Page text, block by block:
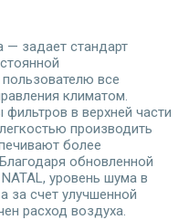
— задает стандарт
все
климатом.
в верхней части
производить
более
обновленной
уровень шума в
за счет улучшенной
расход воздуха.